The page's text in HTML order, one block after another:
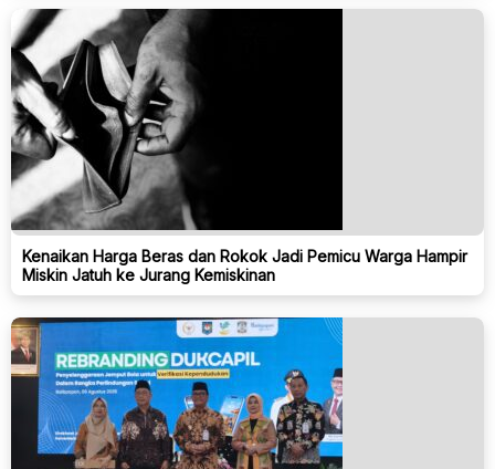
Kenaikan Harga Beras dan Rokok Jadi Pemicu Warga Hampir
Miskin Jatuh ke Jurang Kemiskinan